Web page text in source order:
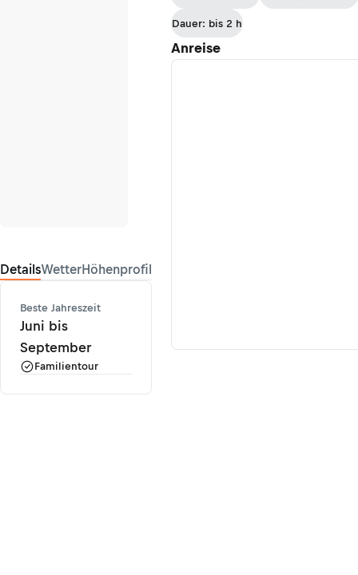
DetailsWetterHöhenprofil
Beste Jahreszeit
Juni bis
September
Familientour
Dauer: bis 2 h
Anreise